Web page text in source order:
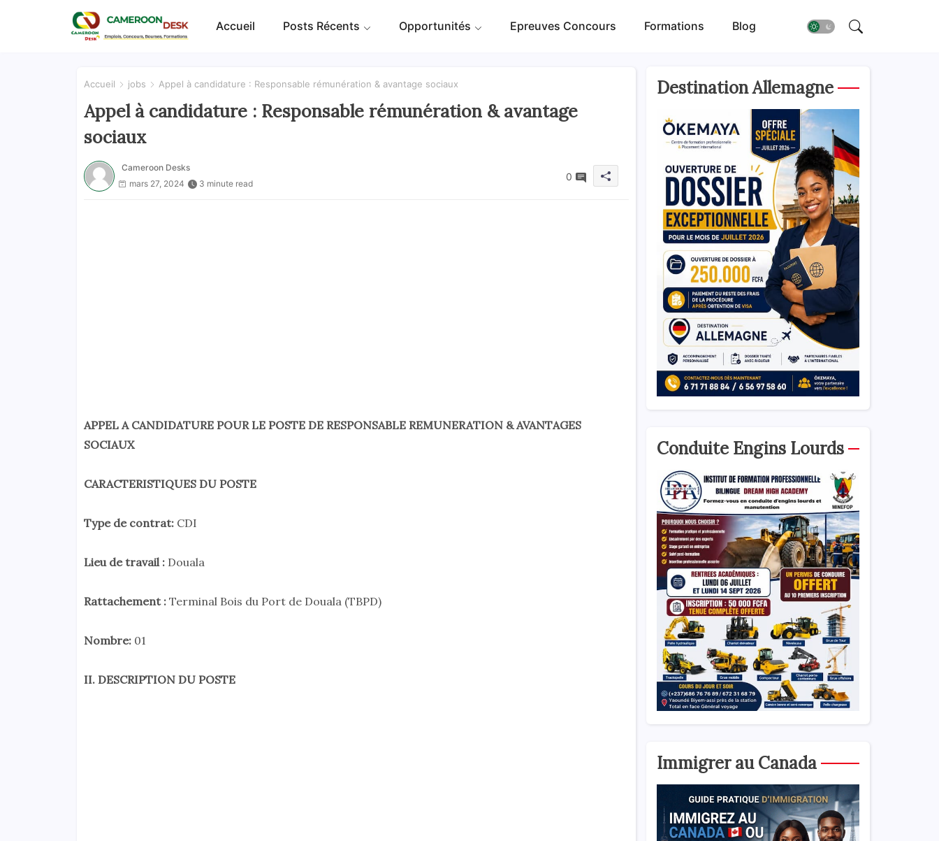
Accueil Posts Récents Opportunités Epreuves Concours Formations Blog
Accueil jobs Appel à candidature : Responsable rémunération & avantage sociaux
Appel à candidature : Responsable rémunération & avantage
sociaux
Cameroon Desks
mars 27, 2024
3 minute read
0
APPEL A CANDIDATURE POUR LE POSTE DE RESPONSABLE REMUNERATION & AVANTAGES
SOCIAUX
CARACTERISTIQUES DU POSTE
Type de contrat:CDI
Lieu de travail : Douala
Rattachement :Terminal Bois du Port de Douala (TBPD)
Nombre:01
II. DESCRIPTION DU POSTE
Destination Allemagne
Conduite Engins Lourds
Immigrer au Canada